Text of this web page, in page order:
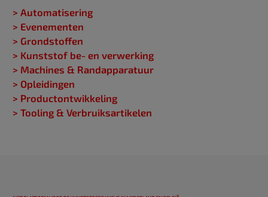
> Automatisering
> Evenementen
> Grondstoffen
> Kunststof be- en verwerking
> Machines & Randapparatuur
> Opleidingen
> Productontwikkeling
> Tooling & Verbruiksartikelen